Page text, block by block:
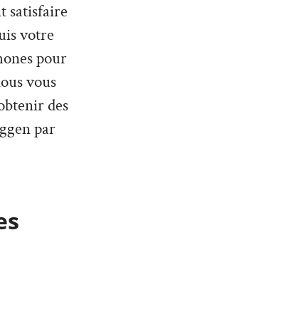
satisfaire
votre
pour
vous
des
par